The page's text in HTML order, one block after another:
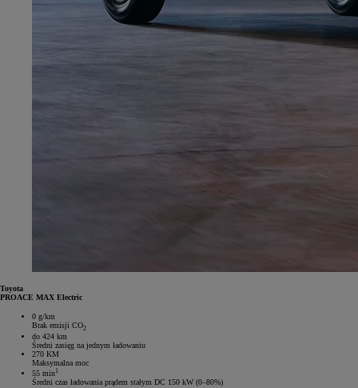
Toyota
PROACE MAX Electric
0 g/km
Brak emisji CO2
do 424 km
Średni zasięg na jednym ładowaniu
270 KM
Maksymalna moc
55 min1
Średni czas ładowania prądem stałym DC 150 kW (0–80%)